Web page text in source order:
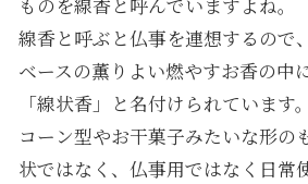
ものを線香と呼んでいますよね。
線香と呼ぶと仏事を連想するので
ベースの薫りよい燃やすお香の中
「線状香」と名付けられています。
コーン型やお干菓子みたいな形の
状ではなく、仏事用ではなく日常